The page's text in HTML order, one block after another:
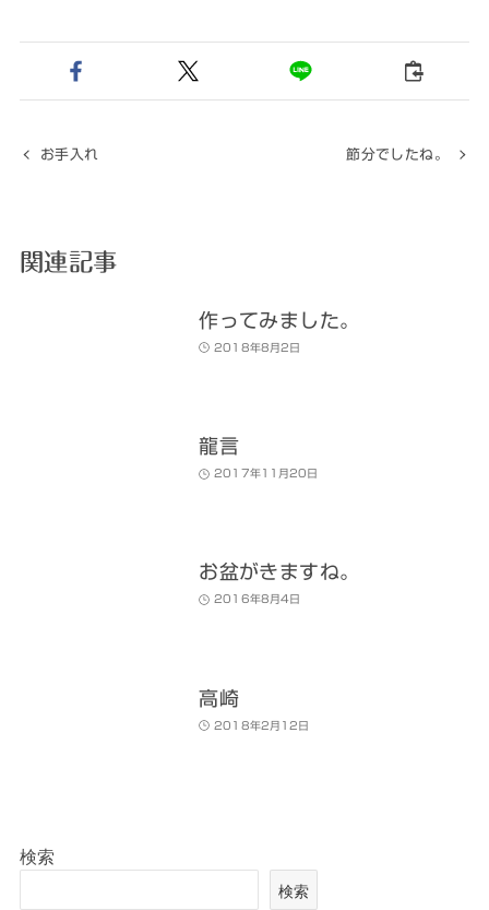
お手入れ 節分でしたね。
関連記事
作ってみました。
2018年8月2日
龍言
2017年11月20日
お盆がきますね。
2016年8月4日
高崎
2018年2月12日
検索
検索